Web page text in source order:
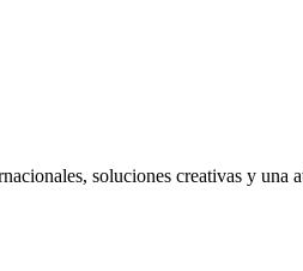
soluciones creativas y una